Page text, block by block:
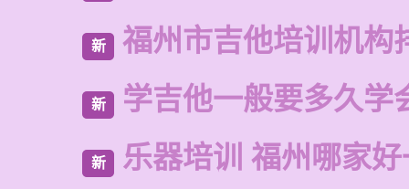
新 福州市吉他培训机构
新 学吉他一般要多久学
新 乐器培训 福州哪家